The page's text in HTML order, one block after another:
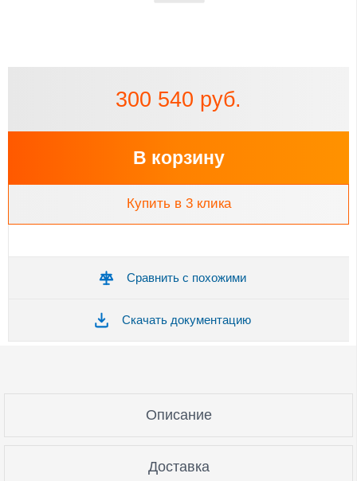
300 540 руб.
В корзину
Купить в 3 клика
Сравнить с похожими
Скачать документацию
Описание
Доставка